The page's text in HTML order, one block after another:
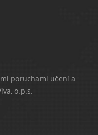
poruchami učení a
o.p.s.